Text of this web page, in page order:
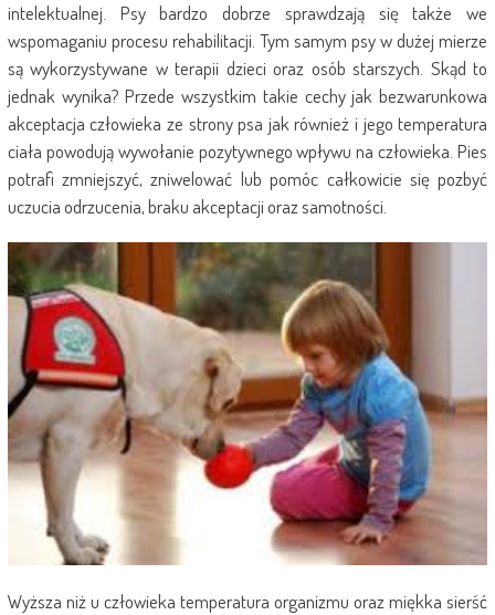
intelektualnej. Psy bardzo dobrze sprawdzają się także we
wspomaganiu procesu rehabilitacji. Tym samym psy w dużej mierze
są wykorzystywane w terapii dzieci oraz osób starszych. Skąd to
jednak wynika? Przede wszystkim takie cechy jak bezwarunkowa
akceptacja człowieka ze strony psa jak również i jego temperatura
ciała powodują wywołanie pozytywnego wpływu na człowieka. Pies
potrafi zmniejszyć, zniwelować lub pomóc całkowicie się pozbyć
uczucia odrzucenia, braku akceptacji oraz samotności.
Wyższa niż u człowieka temperatura organizmu oraz miękka sierść